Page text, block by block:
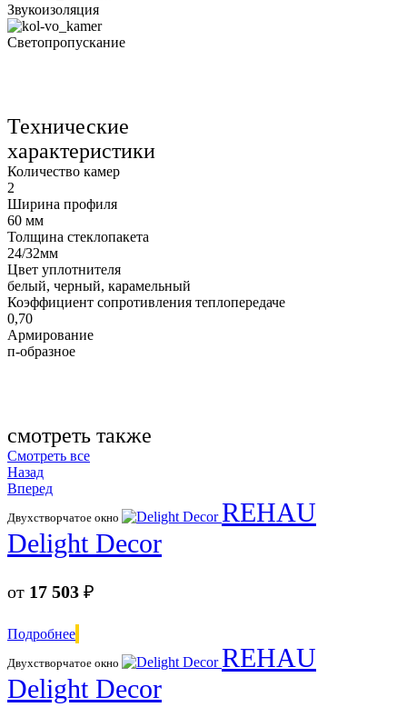
Звукоизоляция
Светопропускание
Технические
характеристики
Количество камер
2
Ширина профиля
60 мм
Толщина стеклопакета
24/32мм
Цвет уплотнителя
белый, черный, карамельный
Коэффициент сопротивления теплопередаче
0,70
Армирование
п-образное
смотреть также
Смотреть все
Назад
Вперед
Двухстворчатое окно
REHAU
Delight Decor
от 17 503 ₽
Подробнее
Двухстворчатое окно
REHAU
Delight Decor